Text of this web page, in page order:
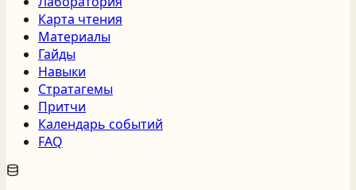
Карта чтения
Материалы
Гайды
Навыки
Стратагемы
Притчи
Календарь событий
FAQ